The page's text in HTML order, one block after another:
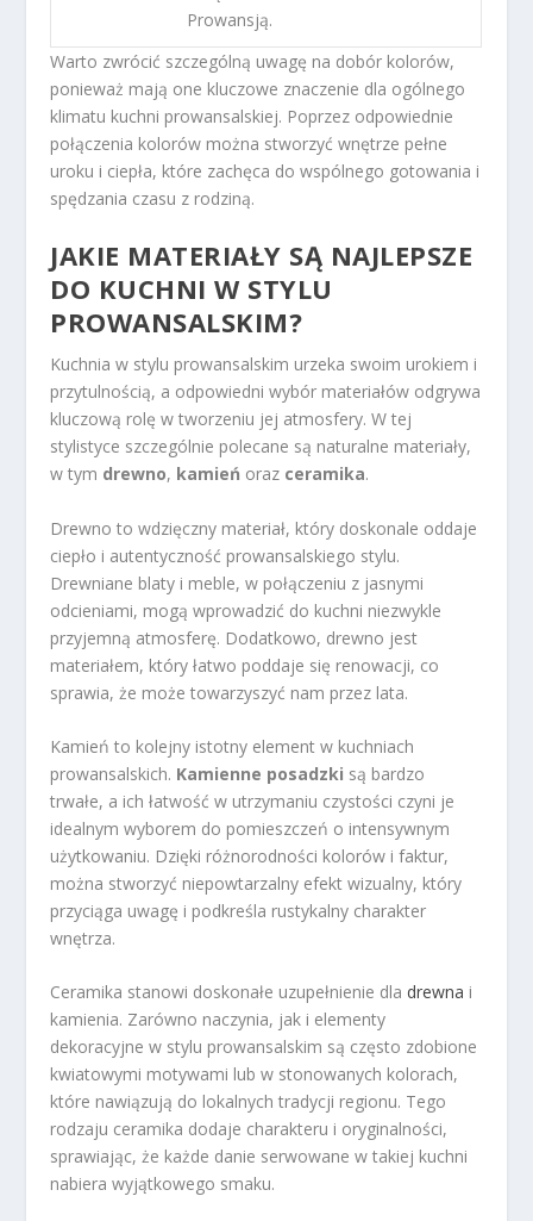
Prowansją.
Warto zwrócić szczególną uwagę na dobór kolorów,
ponieważ mają one kluczowe znaczenie dla ogólnego
klimatu kuchni prowansalskiej. Poprzez odpowiednie
połączenia kolorów można stworzyć wnętrze pełne
uroku i ciepła, które zachęca do wspólnego gotowania i
spędzania czasu z rodziną.
JAKIE MATERIAŁY SĄ NAJLEPSZE
DO KUCHNI W STYLU
PROWANSALSKIM?
Kuchnia w stylu prowansalskim urzeka swoim urokiem i
przytulnością, a odpowiedni wybór materiałów odgrywa
kluczową rolę w tworzeniu jej atmosfery. W tej
stylistyce szczególnie polecane są naturalne materiały,
w tym drewno, kamień oraz ceramika.
Drewno to wdzięczny materiał, który doskonale oddaje
ciepło i autentyczność prowansalskiego stylu.
Drewniane blaty i meble, w połączeniu z jasnymi
odcieniami, mogą wprowadzić do kuchni niezwykle
przyjemną atmosferę. Dodatkowo, drewno jest
materiałem, który łatwo poddaje się renowacji, co
sprawia, że może towarzyszyć nam przez lata.
Kamień to kolejny istotny element w kuchniach
prowansalskich. Kamienne posadzki są bardzo
trwałe, a ich łatwość w utrzymaniu czystości czyni je
idealnym wyborem do pomieszczeń o intensywnym
użytkowaniu. Dzięki różnorodności kolorów i faktur,
można stworzyć niepowtarzalny efekt wizualny, który
przyciąga uwagę i podkreśla rustykalny charakter
wnętrza.
Ceramika stanowi doskonałe uzupełnienie dla drewna i
kamienia. Zarówno naczynia, jak i elementy
dekoracyjne w stylu prowansalskim są często zdobione
kwiatowymi motywami lub w stonowanych kolorach,
które nawiązują do lokalnych tradycji regionu. Tego
rodzaju ceramika dodaje charakteru i oryginalności,
sprawiając, że każde danie serwowane w takiej kuchni
nabiera wyjątkowego smaku.